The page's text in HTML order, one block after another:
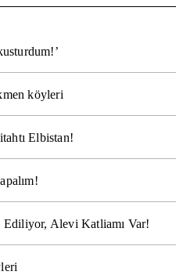
köyleri
Elbistan!
Alevi Katliamı Var!